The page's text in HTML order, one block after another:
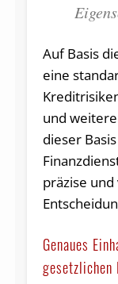
Auf Basis
eine
und
dieser
präzise
Genaues
gesetzlichen